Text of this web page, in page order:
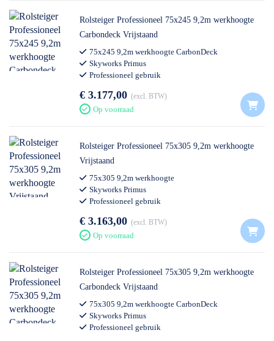
Rolsteiger Professioneel 75x245 9,2m werkhoogte
Carbondeck Vrijstaand
75x245 9,2m werkhoogte CarbonDeck
Skyworks Primus
Professioneel gebruik
€ 3.177,00 excl. BTW
Op voorraad
Rolsteiger Professioneel 75x305 9,2m werkhoogte
Vrijstaand
75x305 9,2m werkhoogte
Skyworks Primus
Professioneel gebruik
€ 3.163,00 excl. BTW
Op voorraad
Rolsteiger Professioneel 75x305 9,2m werkhoogte
Carbondeck Vrijstaand
75x305 9,2m werkhoogte CarbonDeck
Skyworks Primus
Professioneel gebruik